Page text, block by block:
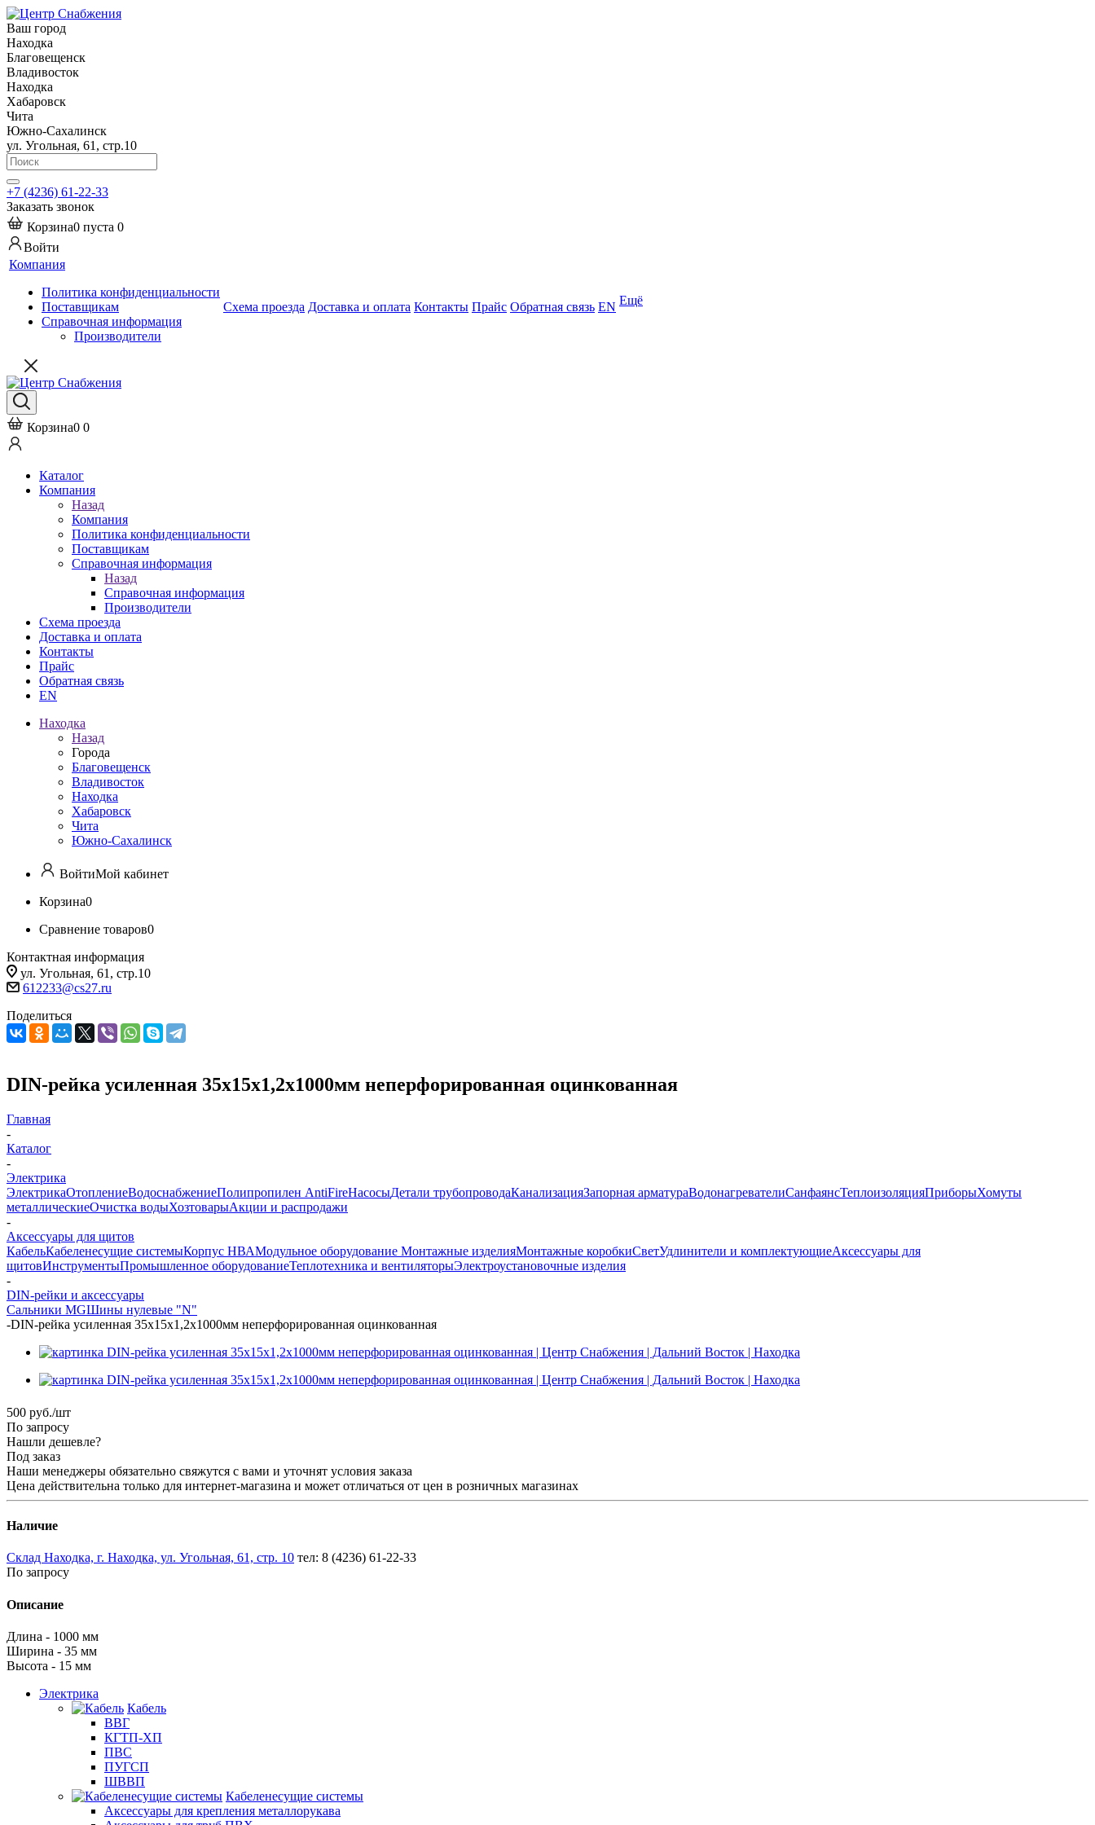
Ваш город
Находка
Благовещенск
Владивосток
Находка
Хабаровск
Чита
Южно-Сахалинск
ул. Угольная, 61, стр.10
+7 (4236) 61-22-33
Заказать звонок
Корзина0 пуста 0
Войти
Компания
Политика конфиденциальности
Поставщикам
Справочная информация
Производители
Схема проезда Доставка и оплата Контакты Прайс Обратная связь EN Ещё
Корзина0 0
Каталог
Компания
Назад
Компания
Политика конфиденциальности
Поставщикам
Справочная информация
Назад
Справочная информация
Производители
Схема проезда
Доставка и оплата
Контакты
Прайс
Обратная связь
EN
Находка
Назад
Города
Благовещенск
Владивосток
Находка
Хабаровск
Чита
Южно-Сахалинск
ВойтиМой кабинет
Корзина0
Сравнение товаров0
Контактная информация
ул. Угольная, 61, стр.10
612233@cs27.ru
Поделиться
DIN-рейка усиленная 35х15х1,2х1000мм неперфорированная оцинкованная
Главная
-
Каталог
-
Электрика
ЭлектрикаОтоплениеВодоснабжениеПолипропилен AntiFireНасосыДетали трубопроводаКанализацияЗапорная арматураВодонагревателиСанфаянсТеплоизоляцияПриборыХомуты
металлическиеОчистка водыХозтоварыАкции и распродажи
-
Аксессуары для щитов
КабельКабеленесущие системыКорпус НВАМодульное оборудование Монтажные изделияМонтажные коробкиСветУдлинители и комплектующиеАксессуары для
щитовИнструментыПромышленное оборудованиеТеплотехника и вентиляторыЭлектроустановочные изделия
-
DIN-рейки и аксессуары
Сальники MGШины нулевые "N"
-DIN-рейка усиленная 35х15х1,2х1000мм неперфорированная оцинкованная
500 руб./шт
По запросу
Нашли дешевле?
Под заказ
Наши менеджеры обязательно свяжутся с вами и уточнят условия заказа
Цена действительна только для интернет-магазина и может отличаться от цен в розничных магазинах
Наличие
Склад Находка, г. Находка, ул. Угольная, 61, стр. 10 тел: 8 (4236) 61-22-33
По запросу
Описание
Длина - 1000 мм
Ширина - 35 мм
Высота - 15 мм
Электрика
Кабель
ВВГ
КГТП-ХП
ПВС
ПУГСП
ШВВП
Кабеленесущие системы
Аксессуары для крепления металлорукава